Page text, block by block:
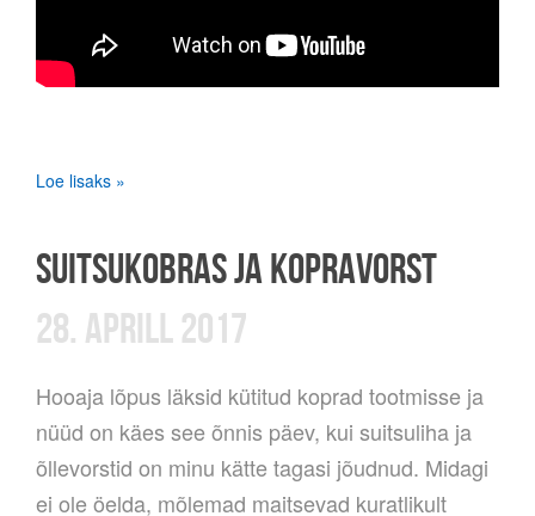
Loe lisaks »
SUITSUKOBRAS JA KOPRAVORST
28. APRILL 2017
Hooaja lõpus läksid kütitud koprad tootmisse ja
nüüd on käes see õnnis päev, kui suitsuliha ja
õllevorstid on minu kätte tagasi jõudnud. Midagi
ei ole öelda, mõlemad maitsevad kuratlikult